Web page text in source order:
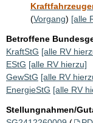
(Vorgang) [alle
Betroffene
KraftStG [alle RV
EStG [alle RV hierzu]
GewStG [alle RV
EnergieStG [alle RV
Stellungnahmen/